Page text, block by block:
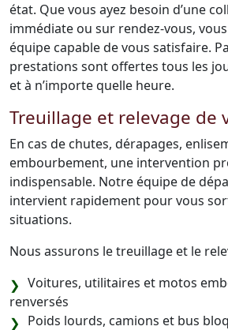
état. Que vous ayez besoin d’une
immédiate ou sur rendez-vous,
équipe capable de vous satisfaire.
prestations sont offertes tous les
et à n’importe quelle heure.
Treuillage et relevage de
En cas de chutes, dérapages,
embourbement, une intervention
indispensable. Notre équipe de
intervient rapidement pour vous
situations.
Nous assurons le treuillage et le
Voitures, utilitaires et motos
renversés
Poids lourds, camions et bus